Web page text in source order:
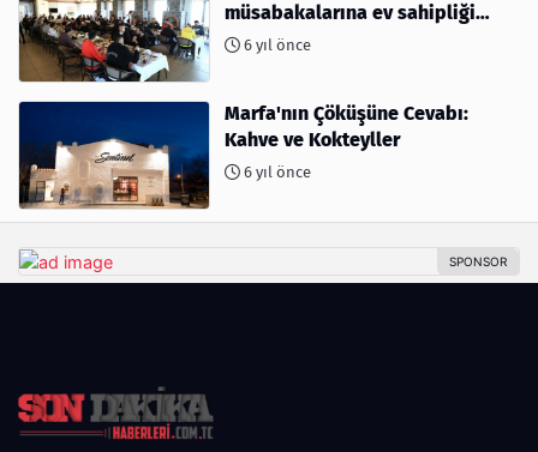
müsabakalarına ev sahipliği
yapıyor
6 yıl önce
Marfa'nın Çöküşüne Cevabı:
Kahve ve Kokteyller
6 yıl önce